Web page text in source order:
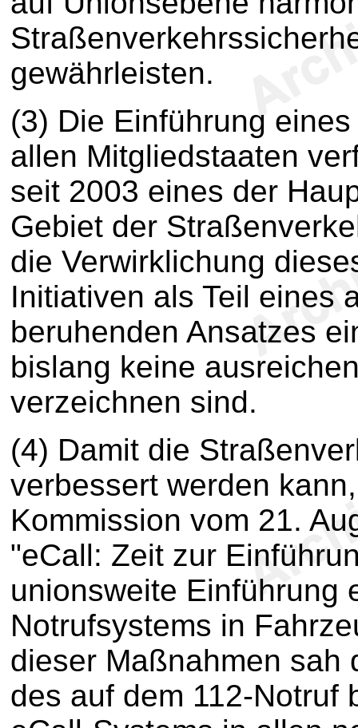
gewährleisten.
(3) Die Einführung
allen Mitgliedstaaten
seit 2003 eines der
Gebiet der
die Verwirklichung
Initiativen als Teil eines
beruhenden Ansatzes
bislang keine
verzeichnen sind.
(4) Damit die
verbessert werden
Kommission vom 21.
"eCall: Zeit zur
unionsweite Einführung
Notrufsystems in
dieser Maßnahmen sah
des auf dem 112-Notruf